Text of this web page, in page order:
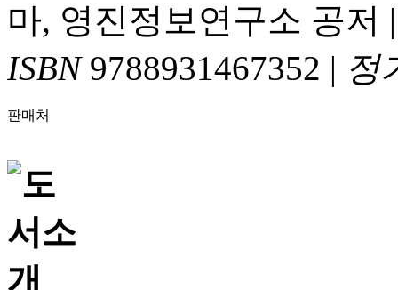
마, 영진정보연구소 공저
ISBN9788931467352 | 정
판매처